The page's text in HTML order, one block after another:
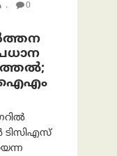
. 0
ടിസിഎസ്